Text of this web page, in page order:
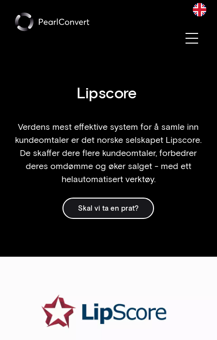
Lipscore
Verdens mest effektive system for å samle inn
kundeomtaler er det norske selskapet Lipscore.
De skaffer dere flere kundeomtaler, forbedrer
deres omdømme og øker salget - med ett
helautomatisert verktøy.
Skal vi ta en prat?